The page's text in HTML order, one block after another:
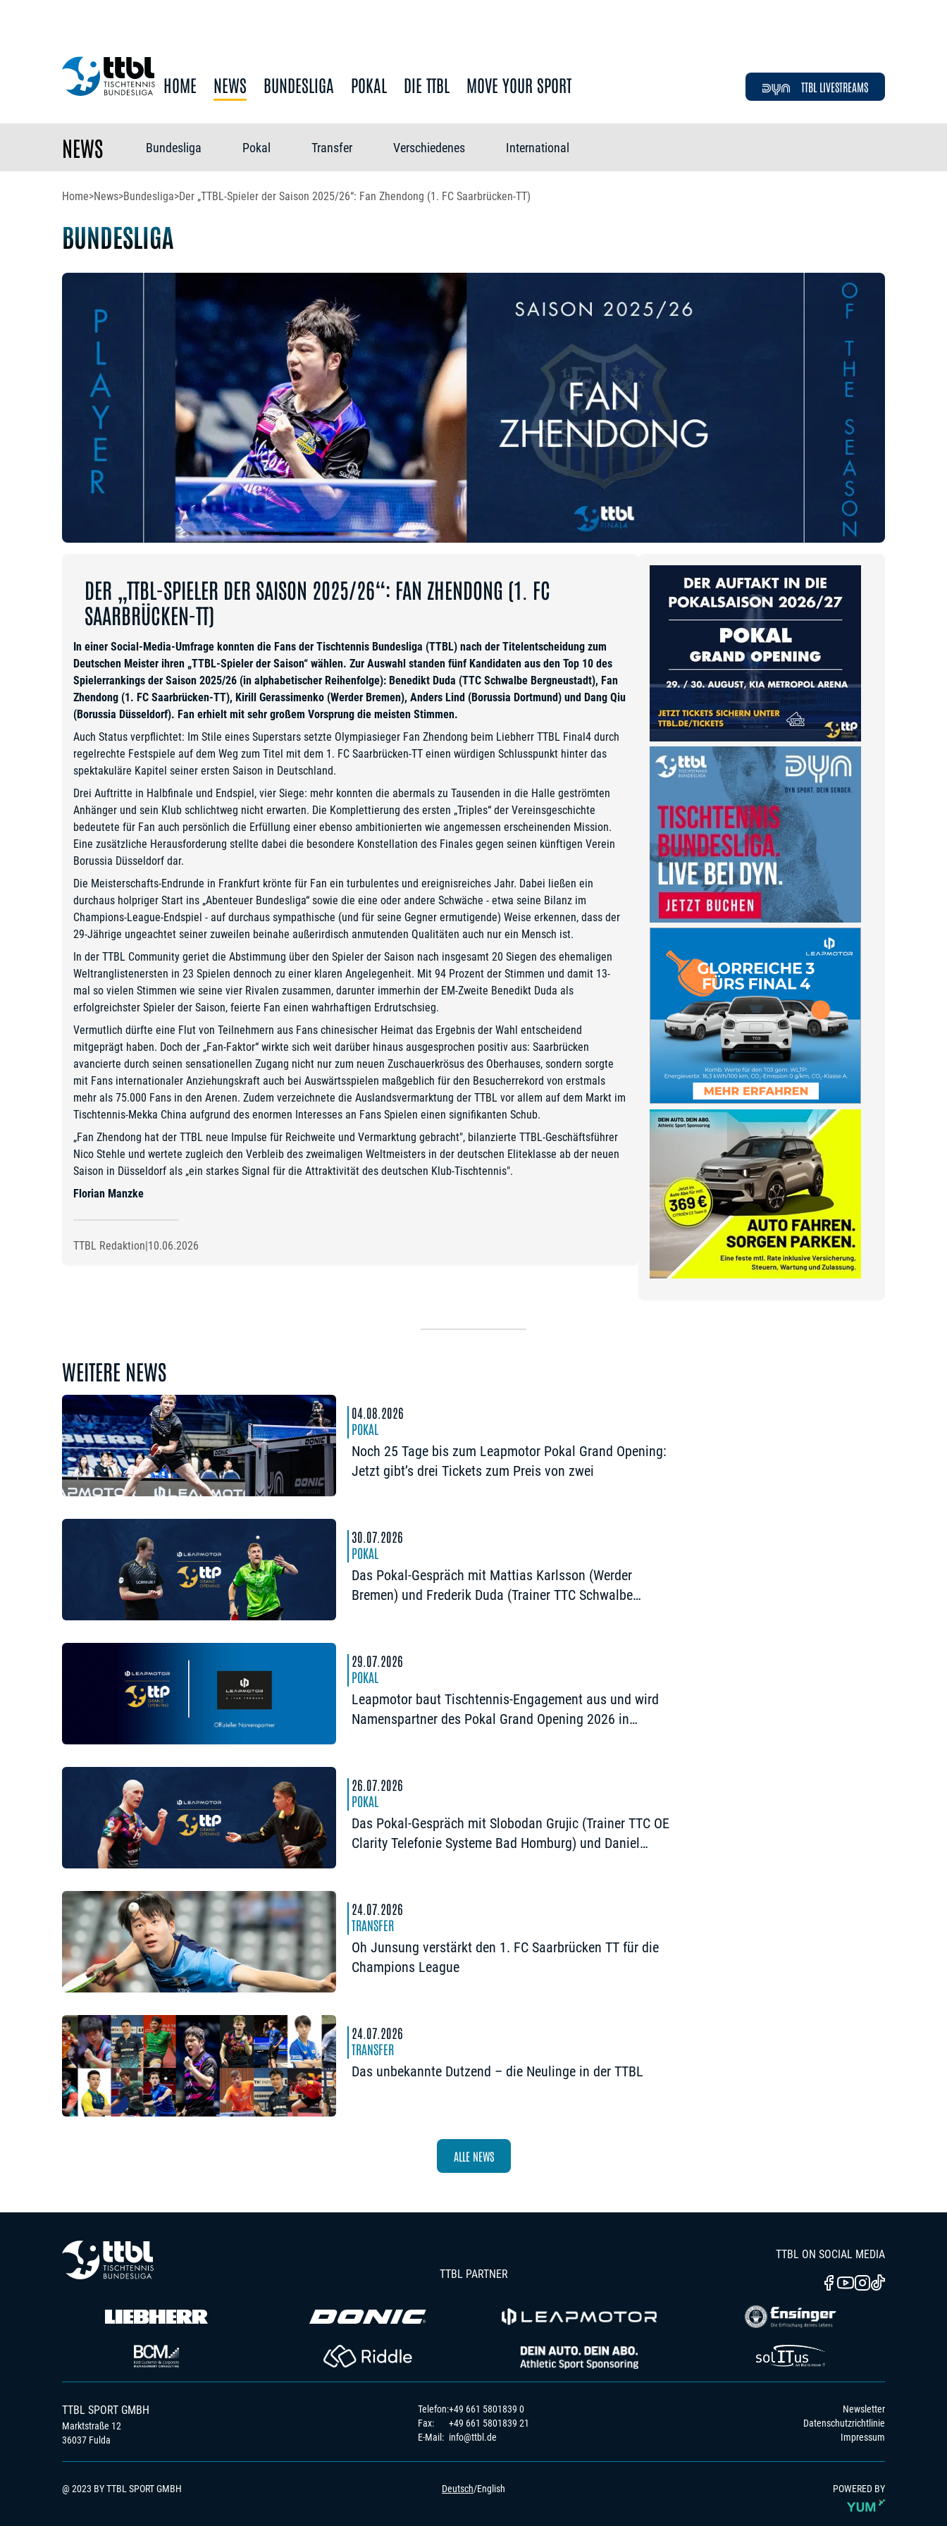
HOME NEWS BUNDESLIGA POKAL DIE TTBL MOVE YOUR SPORT TTBL LIVESTREAMS
NEWS Bundesliga Pokal Transfer Verschiedenes International
Home>News>Bundesliga>Der „TTBL-Spieler der Saison 2025/26“: Fan Zhendong (1. FC Saarbrücken-TT)
BUNDESLIGA
DER „TTBL-SPIELER DER SAISON 2025/26“: FAN ZHENDONG (1. FC
SAARBRÜCKEN-TT)
In einer Social-Media-Umfrage konnten die Fans der Tischtennis Bundesliga (TTBL) nach der Titelentscheidung zum
Deutschen Meister ihren „TTBL-Spieler der Saison“ wählen. Zur Auswahl standen fünf Kandidaten aus den Top 10 des
Spielerrankings der Saison 2025/26 (in alphabetischer Reihenfolge): Benedikt Duda (TTC Schwalbe Bergneustadt), Fan
Zhendong (1. FC Saarbrücken-TT), Kirill Gerassimenko (Werder Bremen), Anders Lind (Borussia Dortmund) und Dang Qiu
(Borussia Düsseldorf). Fan erhielt mit sehr großem Vorsprung die meisten Stimmen.
Auch Status verpflichtet: Im Stile eines Superstars setzte Olympiasieger Fan Zhendong beim Liebherr TTBL Final4 durch
regelrechte Festspiele auf dem Weg zum Titel mit dem 1. FC Saarbrücken-TT einen würdigen Schlusspunkt hinter das
spektakuläre Kapitel seiner ersten Saison in Deutschland.
Drei Auftritte in Halbfinale und Endspiel, vier Siege: mehr konnten die abermals zu Tausenden in die Halle geströmten
Anhänger und sein Klub schlichtweg nicht erwarten. Die Komplettierung des ersten „Triples“ der Vereinsgeschichte
bedeutete für Fan auch persönlich die Erfüllung einer ebenso ambitionierten wie angemessen erscheinenden Mission.
Eine zusätzliche Herausforderung stellte dabei die besondere Konstellation des Finales gegen seinen künftigen Verein
Borussia Düsseldorf dar.
Die Meisterschafts-Endrunde in Frankfurt krönte für Fan ein turbulentes und ereignisreiches Jahr. Dabei ließen ein
durchaus holpriger Start ins „Abenteuer Bundesliga“ sowie die eine oder andere Schwäche - etwa seine Bilanz im
Champions-League-Endspiel - auf durchaus sympathische (und für seine Gegner ermutigende) Weise erkennen, dass der
29-Jährige ungeachtet seiner zuweilen beinahe außerirdisch anmutenden Qualitäten auch nur ein Mensch ist.
In der TTBL Community geriet die Abstimmung über den Spieler der Saison nach insgesamt 20 Siegen des ehemaligen
Weltranglistenersten in 23 Spielen dennoch zu einer klaren Angelegenheit. Mit 94 Prozent der Stimmen und damit 13-
mal so vielen Stimmen wie seine vier Rivalen zusammen, darunter immerhin der EM-Zweite Benedikt Duda als
erfolgreichster Spieler der Saison, feierte Fan einen wahrhaftigen Erdrutschsieg.
Vermutlich dürfte eine Flut von Teilnehmern aus Fans chinesischer Heimat das Ergebnis der Wahl entscheidend
mitgeprägt haben. Doch der „Fan-Faktor“ wirkte sich weit darüber hinaus ausgesprochen positiv aus: Saarbrücken
avancierte durch seinen sensationellen Zugang nicht nur zum neuen Zuschauerkrösus des Oberhauses, sondern sorgte
mit Fans internationaler Anziehungskraft auch bei Auswärtsspielen maßgeblich für den Besucherrekord von erstmals
mehr als 75.000 Fans in den Arenen. Zudem verzeichnete die Auslandsvermarktung der TTBL vor allem auf dem Markt im
Tischtennis-Mekka China aufgrund des enormen Interesses an Fans Spielen einen signifikanten Schub.
„Fan Zhendong hat der TTBL neue Impulse für Reichweite und Vermarktung gebracht", bilanzierte TTBL-Geschäftsführer
Nico Stehle und wertete zugleich den Verbleib des zweimaligen Weltmeisters in der deutschen Eliteklasse ab der neuen
Saison in Düsseldorf als „ein starkes Signal für die Attraktivität des deutschen Klub-Tischtennis".
Florian Manzke
TTBL Redaktion 10.06.2026
WEITERE NEWS
04.08.2026
POKAL
Noch 25 Tage bis zum Leapmotor Pokal Grand Opening:
Jetzt gibt’s drei Tickets zum Preis von zwei
30.07.2026
POKAL
Das Pokal-Gespräch mit Mattias Karlsson (Werder
Bremen) und Frederik Duda (Trainer TTC Schwalbe
29.07.2026
POKAL
Leapmotor baut Tischtennis-Engagement aus und wird
Namenspartner des Pokal Grand Opening 2026 in
26.07.2026
POKAL
Das Pokal-Gespräch mit Slobodan Grujic (Trainer TTC OE
Clarity Telefonie Systeme Bad Homburg) und Daniel
24.07.2026
TRANSFER
Oh Junsung verstärkt den 1. FC Saarbrücken TT für die
Champions League
24.07.2026
TRANSFER
Das unbekannte Dutzend – die Neulinge in der TTBL
ALLE NEWS
TTBL PARTNER
TTBL ON SOCIAL MEDIA
TTBL SPORT GMBH
Marktstraße 12
36037 Fulda
Telefon:
Fax:
E-Mail:
+49 661 5801839 0
+49 661 5801839 21
info@ttbl.de
Newsletter
Datenschutzrichtlinie
Impressum
@ 2023 BY TTBL SPORT GMBH Deutsch/English POWERED BY